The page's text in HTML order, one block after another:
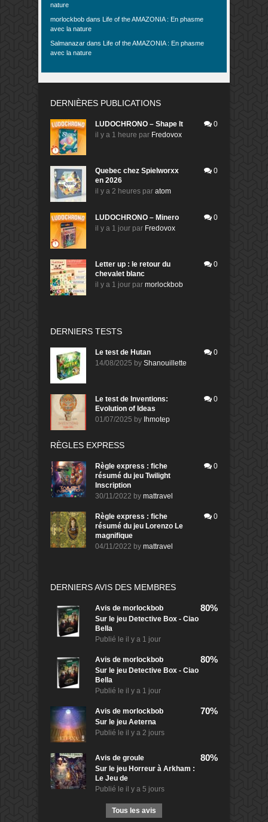
nature
morlockbob dans Life of the AMAZONIA : En phasme
avec la nature
Salmanazar dans Life of the AMAZONIA : En phasme
avec la nature
DERNIÈRES PUBLICATIONS
LUDOCHRONO – Shape It
il y a 1 heure par Fredovox
0
Quebec chez Spielworxx
en 2026
il y a 2 heures par atom
0
LUDOCHRONO – Minero
il y a 1 jour par Fredovox
0
Letter up : le retour du
chevalet blanc
il y a 1 jour par morlockbob
0
DERNIERS TESTS
Le test de Hutan
14/08/2025 by Shanouillette
0
Le test de Inventions:
Evolution of Ideas
01/07/2025 by Ihmotep
0
RÈGLES EXPRESS
Règle express : fiche
résumé du jeu Twilight
Inscription
30/11/2022 by mattravel
0
Règle express : fiche
résumé du jeu Lorenzo Le
magnifique
04/11/2022 by mattravel
0
DERNIERS AVIS DES MEMBRES
Avis de morlockbob
Sur le jeu Detective Box - Ciao
Bella
Publié le il y a 1 jour
80%
Avis de morlockbob
Sur le jeu Detective Box - Ciao
Bella
Publié le il y a 1 jour
80%
Avis de morlockbob
Sur le jeu Aeterna
Publié le il y a 2 jours
70%
Avis de groule
Sur le jeu Horreur à Arkham :
Le Jeu de
Publié le il y a 5 jours
80%
Tous les avis